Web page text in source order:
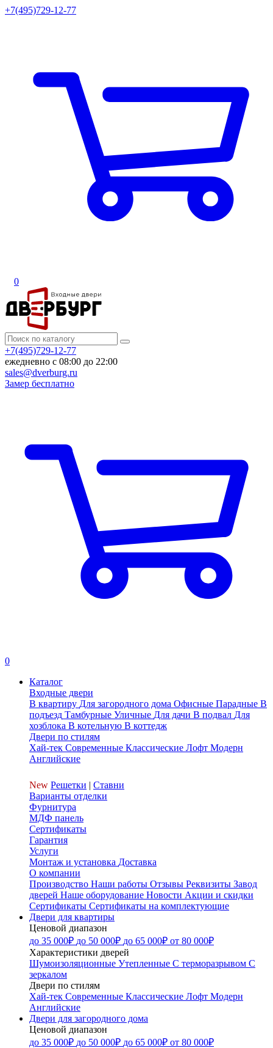
+7(495)729-12-77
0
+7(495)729-12-77
ежедневно с 08:00 до 22:00
sales@dverburg.ru
Замер бесплатно
0
Каталог
Входные двери
В квартиру Для загородного дома Офисные Парадные В
подъезд Тамбурные Уличные Для дачи В подвал Для
хозблока В котельную В коттедж
Двери по стилям
Хай-тек Современные Классические Лофт Модерн
Английские
New Решетки | Ставни
Варианты отделки
Фурнитура
МДФ панель
Сертификаты
Гарантия
Услуги
Монтаж и установка Доставка
О компании
Производство Наши работы Отзывы Реквизиты Завод
дверей Наше оборудование Новости Акции и скидки
Сертификаты Сертификаты на комплектующие
Двери для квартиры
Ценовой диапазон
до 35 000₽ до 50 000₽ до 65 000₽ от 80 000₽
Характеристики дверей
Шумоизоляционные Утепленные С терморазрывом С
зеркалом
Двери по стилям
Хай-тек Современные Классические Лофт Модерн
Английские
Двери для загородного дома
Ценовой диапазон
до 35 000₽ до 50 000₽ до 65 000₽ от 80 000₽